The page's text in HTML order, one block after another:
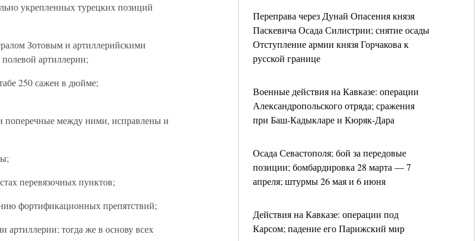
Переправа через Дунай Опасения князя
Паскевича Осада Силистрии; снятие осады
Отступление армии князя Горчакова к
русской границе
Военные действия на Кавказе: операции
Александропольского отряда; сражения
при Баш-Кадыкларе и Кюряк-Дара
Осада Севастополя; бой за передовые
позиции; бомбардировка 28 марта — 7
апреля; штурмы 26 мая и 6 июня
Действия на Кавказе: операции под
Карсом; падение его Парижский мир
укрепленных турецких позиций
Зотовым и артиллерийскими
артиллерии;
250 сажен в дюйме;
поперечные между ними, исправлены и
перевязочных пунктов;
фортификационных препятствий;
тогда же в основу всех